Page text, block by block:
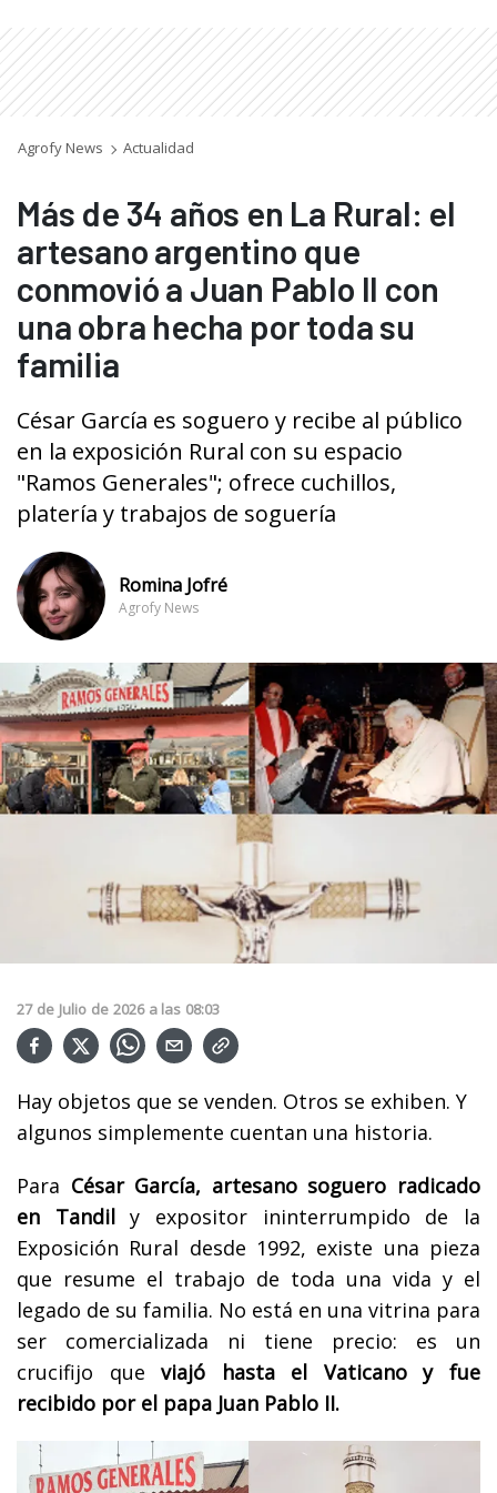
Agrofy News Actualidad
Más de 34 años en La Rural: el
artesano argentino que
conmovió a Juan Pablo II con
una obra hecha por toda su
familia
César García es soguero y recibe al público
en la exposición Rural con su espacio
"Ramos Generales"; ofrece cuchillos,
platería y trabajos de soguería
Romina Jofré
Agrofy News
27 de Julio de 2026 a las 08:03
Hay objetos que se venden. Otros se exhiben. Y
algunos simplemente cuentan una historia.
Para César García, artesano soguero radicado
en Tandily expositor ininterrumpido de la
Exposición Rural desde 1992, existe una pieza
que resume el trabajo de toda una vida y el
legado de su familia. No está en una vitrina para
ser comercializada ni tiene precio: es un
crucifijo queviajó hasta el Vaticano y fue
recibido por el papa Juan Pablo II.